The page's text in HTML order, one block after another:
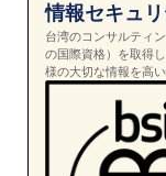
情報セキュ
台湾のコンサルティ
の国際資格）を取得
様の大切な情報を高